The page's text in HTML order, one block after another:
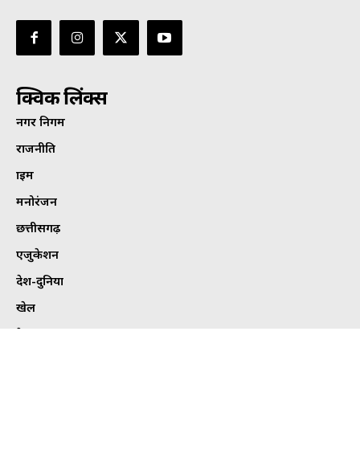
क्विक लिंक्स
नगर निगम
राजनीति
क्राइम
मनोरंजन
छत्तीसगढ़
एजुकेशन
देश-दुनिया
खेल
हेल्थ